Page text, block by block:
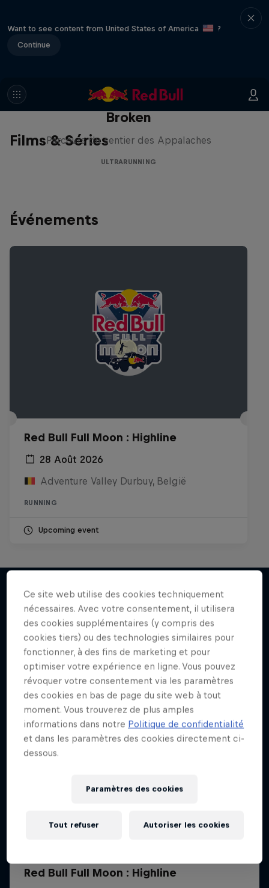
Want to see content from United States of America
?
Continue
Films & Séries
Karl Meltzer: Made to Be
Broken
Parcours du sentier des Appalaches
ULTRARUNNING
Événements
Red Bull Full Moon : Highline
28 Août 2026
Adventure Valley Durbuy, België
RUNNING
Upcoming event
J'EN VEUX ENCORE !
Karl Meltzer: Made to Be Broken
Parcours du sentier des Appalaches
ULTRARUNNING
Red Bull Full Moon : Highline
Ce site web utilise des cookies techniquement
nécessaires. Avec votre consentement, il utilisera
des cookies supplémentaires (y compris des
cookies tiers) ou des technologies similaires pour
fonctionner, à des fins de marketing et pour
optimiser votre expérience en ligne. Vous pouvez
révoquer votre consentement via les paramètres
des cookies en bas de page du site web à tout
moment. Vous trouverez de plus amples
informations dans notre Politique de confidentialité
et dans les paramètres des cookies directement ci-
dessous.
Paramètres des cookies
Tout refuser Autoriser les cookies